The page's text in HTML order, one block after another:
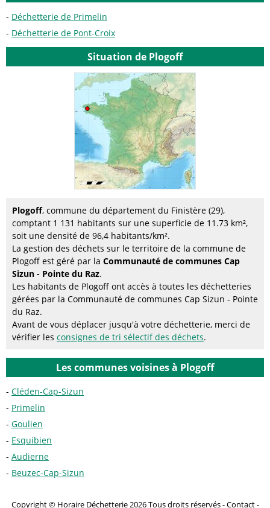
Déchetterie de Primelin
Déchetterie de Pont-Croix
Situation de Plogoff
Plogoff, commune du département du Finistère (29),
comptant 1 131 habitants sur une superficie de 11.73 km²,
soit une densité de 96,4 habitants/km².
La gestion des déchets sur le territoire de la commune de
Plogoff est géré par la Communauté de communes Cap
Sizun - Pointe du Raz.
Les habitants de Plogoff ont accès à toutes les déchetteries
gérées par la Communauté de communes Cap Sizun - Pointe
du Raz.
Avant de vous déplacer jusqu'à votre déchetterie, merci de
vérifier les consignes de tri sélectif des déchets.
Les communes voisines à Plogoff
Cléden-Cap-Sizun
Primelin
Goulien
Esquibien
Audierne
Beuzec-Cap-Sizun
Copyright © Horaire Déchetterie 2026 Tous droits réservés -Contact-